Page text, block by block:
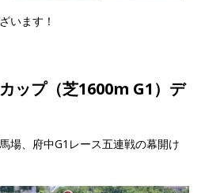
います！
ップ（芝1600m G1）デ
場、府中G1レース五連戦の幕開け